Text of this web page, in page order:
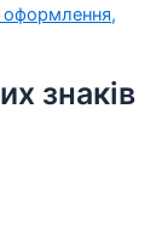
оформлення,
знаків